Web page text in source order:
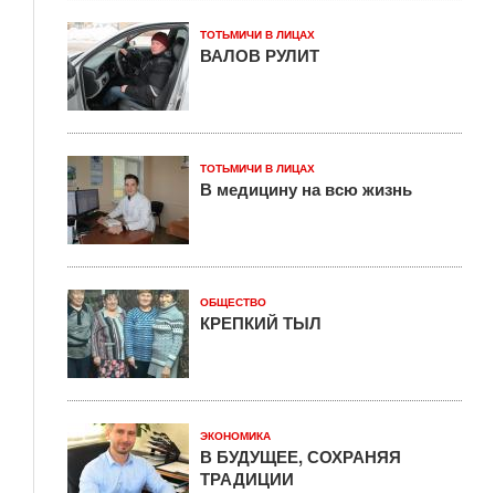
ТОТЬМИЧИ В ЛИЦАХ
ВАЛОВ РУЛИТ
ТОТЬМИЧИ В ЛИЦАХ
В медицину на всю жизнь
ОБЩЕСТВО
КРЕПКИЙ ТЫЛ
ЭКОНОМИКА
В БУДУЩЕЕ, СОХРАНЯЯ
ТРАДИЦИИ